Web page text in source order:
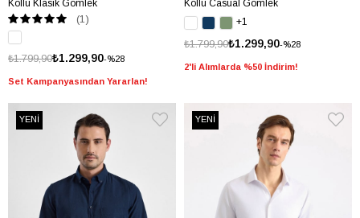
Kollu Klasik Gömlek
(1)
%28
₺1.299,90
₺1.799,90
Set Kampanyasından Yararlan!
Kollu Casual Gömlek
+1
%28
₺1.299,90
₺1.799,90
2'li Alımlarda %50 İndirim!
YENİ YENİ